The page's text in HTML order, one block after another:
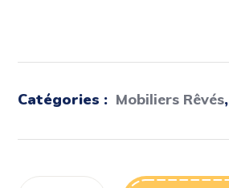
Catégories : Mobiliers Rêvés,